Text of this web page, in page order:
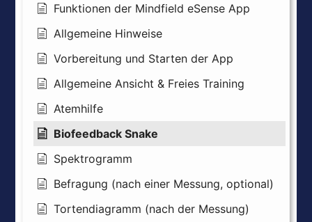
Funktionen der Mindfield eSense App
Allgemeine Hinweise
Vorbereitung und Starten der App
Allgemeine Ansicht & Freies Training
Atemhilfe
Biofeedback Snake
Spektrogramm
Befragung (nach einer Messung, optional)
Tortendiagramm (nach der Messung)